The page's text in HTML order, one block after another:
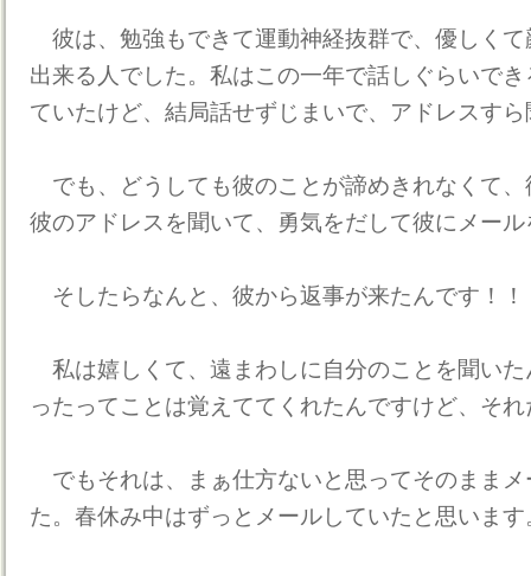
彼は、勉強もできて運動神経抜群で、優しく
出来る人でした。私はこの一年で話しぐらいで
ていたけど、結局話せずじまいで、アドレスす
でも、どうしても彼のことが諦めきれなくて
彼のアドレスを聞いて、勇気をだして彼にメー
そしたらなんと、彼から返事が来たんです！！
私は嬉しくて、遠まわしに自分のことを聞い
ったってことは覚えててくれたんですけど、そ
でもそれは、まぁ仕方ないと思ってそのままメ
た。春休み中はずっとメールしていたと思います